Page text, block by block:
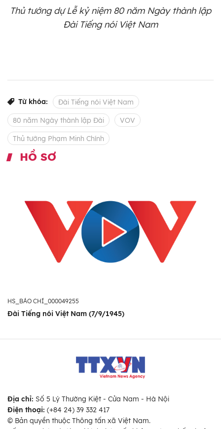
Thủ tướng dự Lễ kỷ niệm 80 năm Ngày thành lập
Đài Tiếng nói Việt Nam
Từ khóa: Đài Tiếng nói Việt Nam
80 năm Ngày thành lập Đài VOV
Thủ tướng Phạm Minh Chính
HỒ SƠ
HS_BÁO CHÍ_000049255
Đài Tiếng nói Việt Nam (7/9/1945)
Địa chỉ: Số 5 Lý Thường Kiệt - Cửa Nam - Hà Nội
Điện thoại: (+84 24) 39 332 417
© Bản quyền thuộc Thông tấn xã Việt Nam.